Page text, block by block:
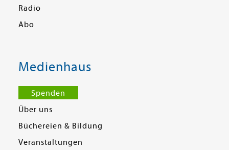
Radio
Abo
Medienhaus
Spenden
Über uns
Büchereien & Bildung
Veranstaltungen